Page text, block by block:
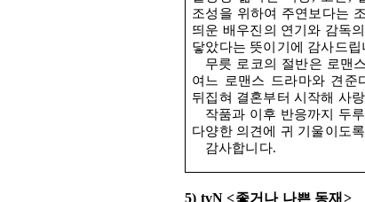
조성을 위하여 주연보다는 조
띄운 배우진의 연기와 감독
닿았다는 뜻이기에 감사드립
무릇 로코의 절반은 로맨
여느 로맨스 드라마와 견
뒤집혀 결혼부터 시작해 사
작품과 이후 반응까지 두
다양한 의견에 귀 기울이도
감사합니다.
5) tvN <좋거나 나쁜 동재 >